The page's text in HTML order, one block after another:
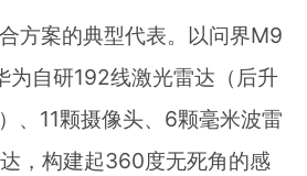
方案的典型代表。以问界M9
为自研192线激光雷达（后升
、11颗摄像头、6颗毫米波雷
，构建起360度无死角的感